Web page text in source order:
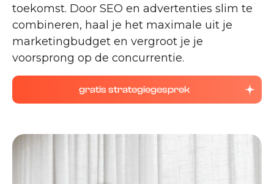
toekomst. Door SEO en advertenties slim te
combineren, haal je het maximale uit je
marketingbudget en vergroot je je
voorsprong op de concurrentie.
gratis strategiegesprek